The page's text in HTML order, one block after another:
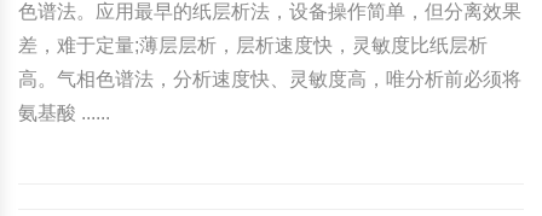
色谱法。应用最早的纸层析法，设备操作简单，但分离效果
差，难于定量;薄层层析，层析速度快，灵敏度比纸层析
高。气相色谱法，分析速度快、灵敏度高，唯分析前必须将
氨基酸 ......